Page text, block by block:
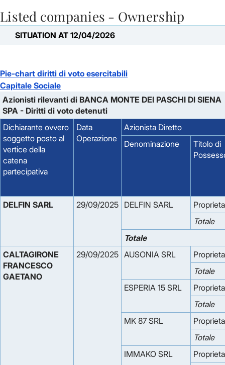
Skip to Main Content
Listed companies - Ownership
SITUATION AT 12/04/2026
Pie-chart diritti di voto esercitabili
Capitale Sociale
Azionisti rilevanti di BANCA MONTE DEI PASCHI DI SIENA
SPA - Diritti di voto detenuti
Dichiarante ovvero
soggetto posto al
vertice della
catena
partecipativa
Data
Operazione
Azionista Diretto
Denominazione
Titolo di
DELFIN SARL 29/09/2025 DELFIN SARL
Totale
Totale
CALTAGIRONE
FRANCESCO
GAETANO
29/09/2025 AUSONIA SRL
Totale
ESPERIA 15 SRL
Totale
MK 87 SRL
Totale
IMMAKO SRL